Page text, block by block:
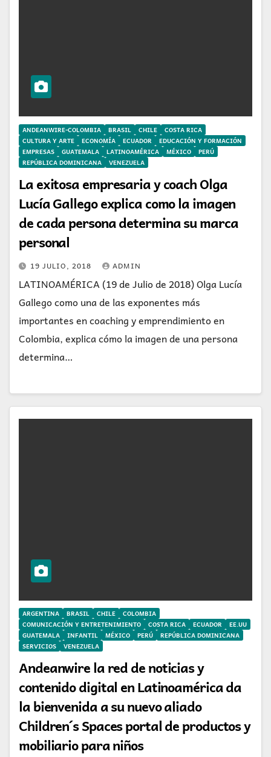
ANDEANWIRE-COLOMBIA BRASIL CHILE
COSTA RICA
CULTURA Y ARTE
ECONOMÍA ECUADOR
EDUCACIÓN Y FORMACIÓN
EMPRESAS
GUATEMALA LATINOAMÉRICA MÉXICO
PERÚ
REPÚBLICA DOMINICANA
VENEZUELA
La exitosa empresaria y coach Olga
Lucía Gallego explica como la imagen
de cada persona determina su marca
personal
19 JULIO, 2018 ADMIN
LATINOAMÉRICA (19 de Julio de 2018) Olga Lucía
Gallego como una de las exponentes más
importantes en coaching y emprendimiento en
Colombia, explica cómo la imagen de una persona
determina…
ARGENTINA BRASIL CHILE
COLOMBIA
COMUNICACIÓN Y ENTRETENIMIENTO
COSTA RICA ECUADOR
EE.UU
GUATEMALA
INFANTIL MÉXICO PERÚ
REPÚBLICA DOMINICANA
SERVICIOS
VENEZUELA
Andeanwire la red de noticias y
contenido digital en Latinoamérica da
la bienvenida a su nuevo aliado
Children´s Spaces portal de productos y
mobiliario para niños